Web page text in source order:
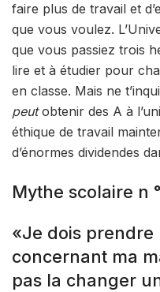
faire plus de travail et
que vous voulez.
que vous passiez trois
lire et à étudier pour
en classe. Mais ne
peutobtenir des A à
éthique de travail
d’énormes dividendes
Mythe scolaire n
«Je dois prendre
concernant ma
pas la changer